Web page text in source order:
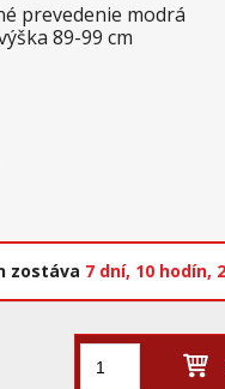
prevedenie modrá
89-99 cm
zostáva 7 dní, 10 hodín,